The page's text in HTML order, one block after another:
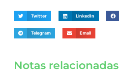
Twitter LinkedIn
Telegram Email
Notas relacionadas